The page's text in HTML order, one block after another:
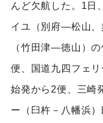
んど欠航した。1日
イユ（別府―松山、
（竹田津―徳山）
便、国道九四フェ
始発から2便、三崎
ー（臼杵－八幡浜